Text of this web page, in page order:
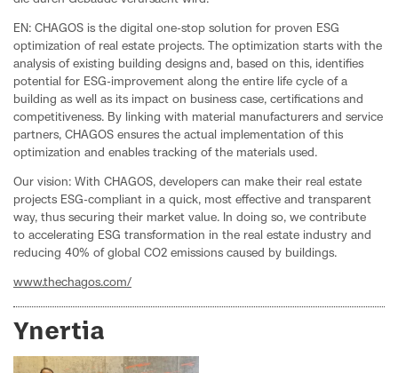
EN: CHAGOS is the digital one-stop solution for proven ESG
optimization of real estate projects. The optimization starts with the
analysis of existing building designs and, based on this, identifies
potential for ESG-improvement along the entire life cycle of a
building as well as its impact on business case, certifications and
competitiveness. By linking with material manufacturers and service
partners, CHAGOS ensures the actual implementation of this
optimization and enables tracking of the materials used.
Our vision: With CHAGOS, developers can make their real estate
projects ESG-compliant in a quick, most effective and transparent
way, thus securing their market value. In doing so, we contribute
to accelerating ESG transformation in the real estate industry and
reducing 40% of global CO2 emissions caused by buildings.
www.thechagos.com/
Ynertia